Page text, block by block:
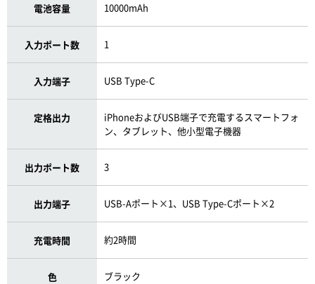
電池容量 10000mAh
入力ポート数 1
入力端子 USB Type-C
定格出力
iPhoneおよびUSB端子で充電するスマートフォ
ン、タブレット、他小型電子機器
出力ポート数 3
出力端子 USB-Aポート×1、USB Type-Cポート×2
充電時間 約2時間
色 ブラック